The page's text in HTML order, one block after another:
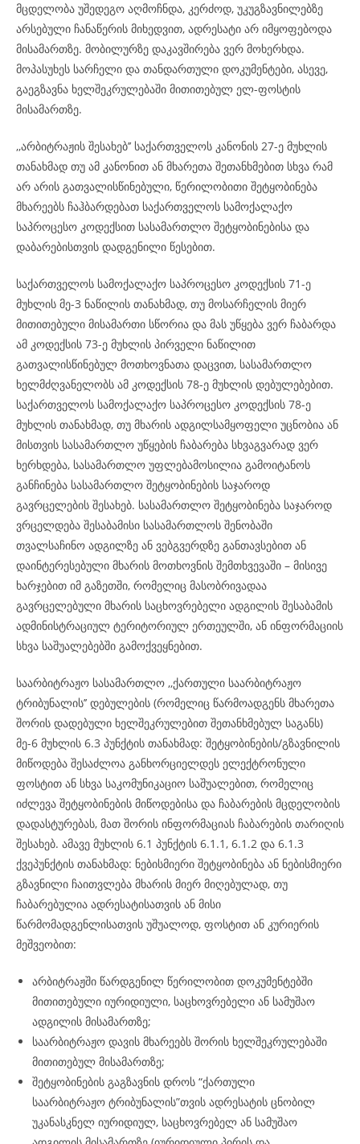
მცდელობა უშედეგო აღმოჩნდა, კერძოდ, უკუგზავნილებზე
არსებული ჩანაწერის მიხედვით, ადრესატი არ იმყოფებოდა
მისამართზე. მობილურზე დაკავშირება ვერ მოხერხდა.
მოპასუხეს სარჩელი და თანდართული დოკუმენტები, ასევე,
გაეგზავნა ხელშეკრულებაში მითითებულ ელ-ფოსტის
მისამართზე.
,,არბიტრაჟის შესახებ’’ საქართველოს კანონის 27-ე მუხლის
თანახმად თუ ამ კანონით ან მხარეთა შეთანხმებით სხვა რამ
არ არის გათვალისწინებული, წერილობითი შეტყობინება
მხარეებს ჩაჰბარდებათ საქართველოს სამოქალაქო
საპროცესო კოდექსით სასამართლო შეტყობინებისა და
დაბარებისთვის დადგენილი წესებით.
საქართველოს სამოქალაქო საპროცესო კოდექსის 71-ე
მუხლის მე-3 ნაწილის თანახმად, თუ მოსარჩელის მიერ
მითითებული მისამართი სწორია და მას უწყება ვერ ჩაბარდა
ამ კოდექსის 73-ე მუხლის პირველი ნაწილით
გათვალისწინებულ მოთხოვნათა დაცვით, სასამართლო
ხელმძღვანელობს ამ კოდექსის 78-ე მუხლის დებულებებით.
საქართველოს სამოქალაქო საპროცესო კოდექსის 78-ე
მუხლის თანახმად, თუ მხარის ადგილსამყოფელი უცნობია ან
მისთვის სასამართლო უწყების ჩაბარება სხვაგვარად ვერ
ხერხდება, სასამართლო უფლებამოსილია გამოიტანოს
განჩინება სასამართლო შეტყობინების საჯაროდ
გავრცელების შესახებ. სასამართლო შეტყობინება საჯაროდ
ვრცელდება შესაბამისი სასამართლოს შენობაში
თვალსაჩინო ადგილზე ან ვებგვერდზე განთავსებით ან
დაინტერესებული მხარის მოთხოვნის შემთხვევაში – მისივე
ხარჯებით იმ გაზეთში, რომელიც მასობრივადაა
გავრცელებული მხარის საცხოვრებელი ადგილის შესაბამის
ადმინისტრაციულ ტერიტორიულ ერთეულში, ან ინფორმაციის
სხვა საშუალებებში გამოქვეყნებით.
საარბიტრაჟო სასამართლო ,,ქართული საარბიტრაჟო
ტრიბუნალის’’ დებულების (რომელიც წარმოადგენს მხარეთა
შორის დადებული ხელშეკრულებით შეთანხმებულ საგანს)
მე-6 მუხლის 6.3 პუნქტის თანახმად: შეტყობინების/გზავნილის
მიწოდება შესაძლოა განხორციელდეს ელექტრონული
ფოსტით ან სხვა საკომუნიკაციო საშუალებით, რომელიც
იძლევა შეტყობინების მიწოდებისა და ჩაბარების მცდელობის
დადასტურებას, მათ შორის ინფორმაციას ჩაბარების თარიღის
შესახებ. ამავე მუხლის 6.1 პუნქტის 6.1.1, 6.1.2 და 6.1.3
ქვეპუნქტის თანახმად: ნებისმიერი შეტყობინება ან ნებისმიერი
გზავნილი ჩაითვლება მხარის მიერ მიღებულად, თუ
ჩაბარებულია ადრესატისათვის ან მისი
წარმომადგენლისათვის უშუალოდ, ფოსტით ან კურიერის
მეშვეობით:
არბიტრაჟში წარდგენილ წერილობით დოკუმენტებში
მითითებული იურიდიული, საცხოვრებელი ან სამუშაო
ადგილის მისამართზე;
საარბიტრაჟო დავის მხარეებს შორის ხელშეკრულებაში
მითითებულ მისამართზე;
შეტყობინების გაგზავნის დროს “ქართული
საარბიტრაჟო ტრიბუნალის”თვის ადრესატის ცნობილ
უკანასკნელ იურიდიულ, საცხოვრებელ ან სამუშაო